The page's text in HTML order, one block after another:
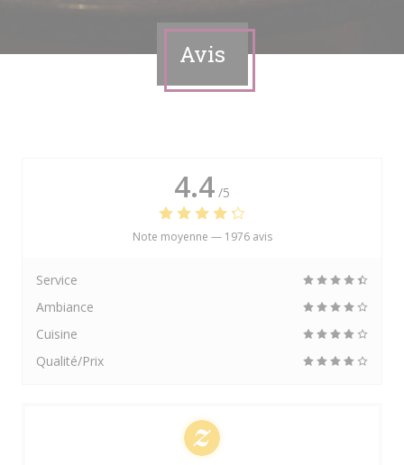
Avis
4.4 /5
Note moyenne — 1976 avis
Service
Ambiance
Cuisine
Qualité/Prix